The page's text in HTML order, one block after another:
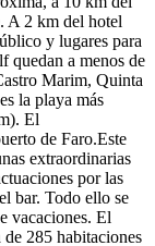
A 2 km del hotel
y lugares para
quedan a menos de
Marim, Quinta
la playa más
El
de Faro.Este
extraordinarias
por las
bar. Todo ello se
vacaciones. El
285 habitaciones